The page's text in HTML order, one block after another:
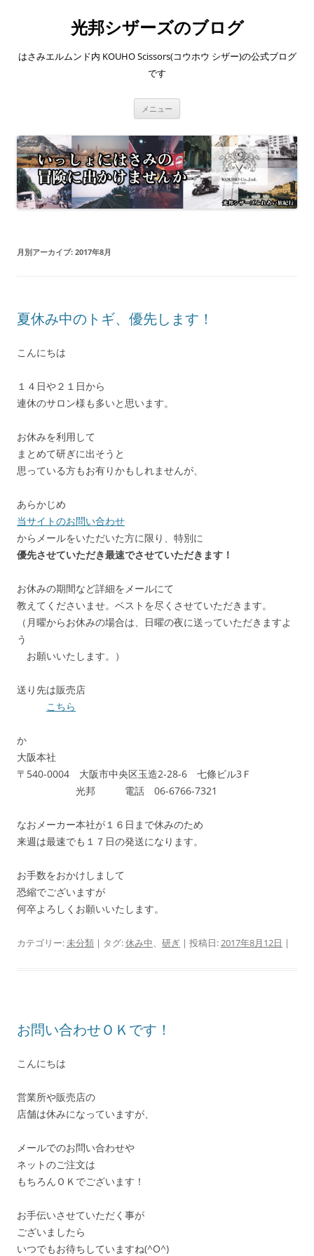
へ
ス
光邦シザーズのブログ
はさみエルムンド内 KOUHO Scissors(コウホウ シザー)の公式ブログ
です
メニュー
月別アーカイブ: 2017年8月
夏休み中のトギ、優先します！
こんにちは
１４日や２１日から
連休のサロン様も多いと思います。
お休みを利用して
まとめて研ぎに出そうと
思っている方もお有りかもしれませんが、
あらかじめ
当サイトのお問い合わせ
からメールをいただいた方に限り、特別に
優先させていただき最速でさせていただきます！
お休みの期間など詳細をメールにて
教えてくださいませ。ベストを尽くさせていただきます。
（月曜からお休みの場合は、日曜の夜に送っていただきますよ
う
お願いいたします。）
送り先は販売店
こちら
か
大阪本社
〒540-0004 大阪市中央区玉造2-28-6 七條ビル3Ｆ
光邦 電話 06-6766-7321
なおメーカー本社が１６日まで休みのため
来週は最速でも１７日の発送になります。
お手数をおかけしまして
恐縮でございますが
何卒よろしくお願いいたします。
カテゴリー:未分類 | タグ:休み中、 研ぎ | 投稿日:2017年8月12日 |
お問い合わせＯＫです！
こんにちは
営業所や販売店の
店舗は休みになっていますが、
メールでのお問い合わせや
ネットのご注文は
もちろんＯＫでございます！
お手伝いさせていただく事が
ございましたら
いつでもお待ちしていますね(^O^)